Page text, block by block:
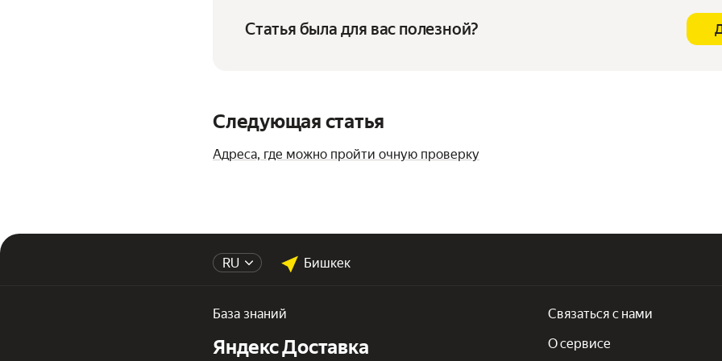
Статья была для вас полезной?
Следующая статья
Адреса, где можно пройти очную проверку
RU Бишкек
База знаний
Яндекс Доставка
Связаться с нами
О сервисе